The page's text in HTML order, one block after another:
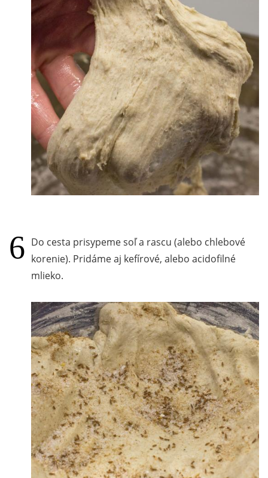
Do cesta prisypeme soľ a rascu (alebo chlebové
korenie). Pridáme aj kefírové, alebo acidofilné
mlieko.